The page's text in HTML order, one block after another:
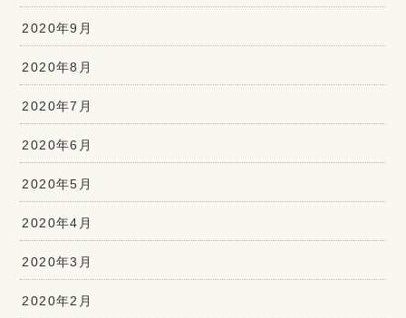
2020年9月
2020年8月
2020年7月
2020年6月
2020年5月
2020年4月
2020年3月
2020年2月